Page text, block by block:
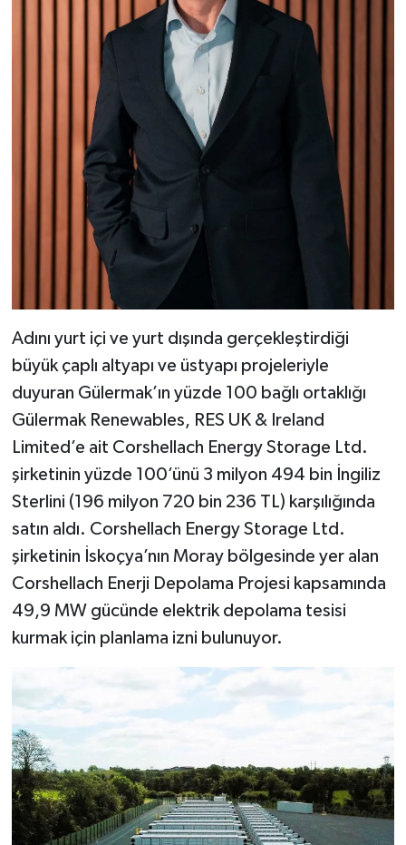
Adını yurt içi ve yurt dışında gerçekleştirdiği
büyük çaplı altyapı ve üstyapı projeleriyle
duyuran Gülermak’ın yüzde 100 bağlı ortaklığı
Gülermak Renewables, RES UK & Ireland
Limited’e ait Corshellach Energy Storage Ltd.
şirketinin yüzde 100’ünü 3 milyon 494 bin İngiliz
Sterlini (196 milyon 720 bin 236 TL) karşılığında
satın aldı. Corshellach Energy Storage Ltd.
şirketinin İskoçya’nın Moray bölgesinde yer alan
Corshellach Enerji Depolama Projesi kapsamında
49,9 MW gücünde elektrik depolama tesisi
kurmak için planlama izni bulunuyor.